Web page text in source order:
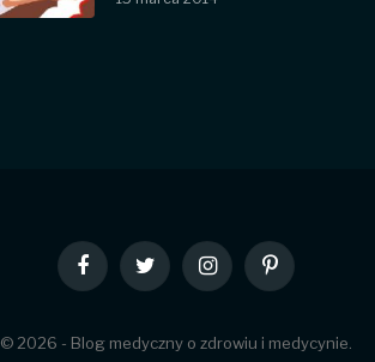
FacebookTwitter InstagramPinterest
© 2026 - Blog medyczny o zdrowiu i medycynie.